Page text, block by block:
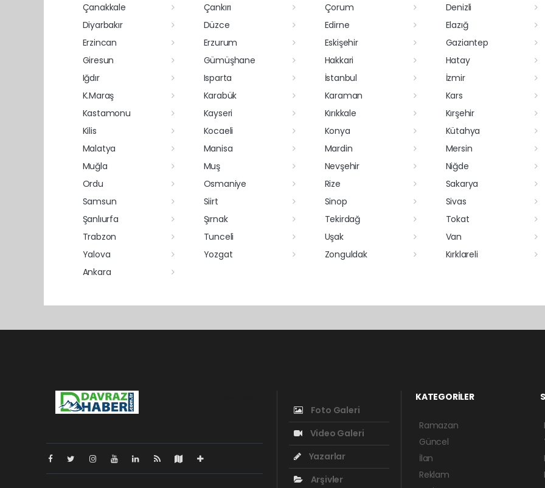
Çanakkale
Çankırı Çorum
Denizli
Diyarbakır
Düzce Edirne
Elazığ
Erzincan
Erzurum Eskişehir
Gaziantep
Giresun
Gümüşhane Hakkari
Hatay
Iğdır
Isparta İstanbul
İzmir
K.Maraş
Karabük Karaman
Kars
Kastamonu
Kayseri Kırıkkale
Kırşehir
Kilis
Kocaeli Konya
Kütahya
Malatya
Manisa Mardin
Mersin
Muğla
Muş Nevşehir
Niğde
Ordu
Osmaniye Rize
Sakarya
Samsun
Siirt Sinop
Sivas
Şanlıurfa
Şırnak Tekirdağ
Tokat
Trabzon
Tunceli Uşak
Van
Yalova
Yozgat Zonguldak
Kırklareli
Ankara
Foto Galeri
Video Galeri
Yazarlar
Arşivler
KATEGORİLER
Ramazan
Güncel
İlan
Reklam